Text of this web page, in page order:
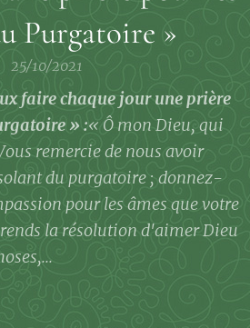
Purgatoire »
25/10/2021
faire chaque jour une prière
» :« Ô mon Dieu, qui
remercie de nous avoir
du purgatoire ; donnez-
pour les âmes que votre
la résolution d'aimer Dieu